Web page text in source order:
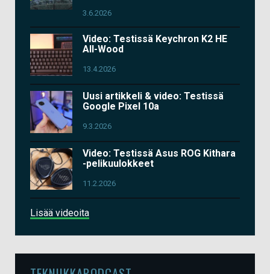
3.6.2026
Video: Testissä Keychron K2 HE
All-Wood
13.4.2026
Uusi artikkeli & video: Testissä
Google Pixel 10a
9.3.2026
Video: Testissä Asus ROG Kithara
-pelikuulokkeet
11.2.2026
Lisää videoita